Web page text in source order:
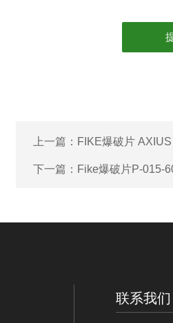
上一篇： FIKE爆破片
下一篇： Fike爆破片P-015-
联系我们